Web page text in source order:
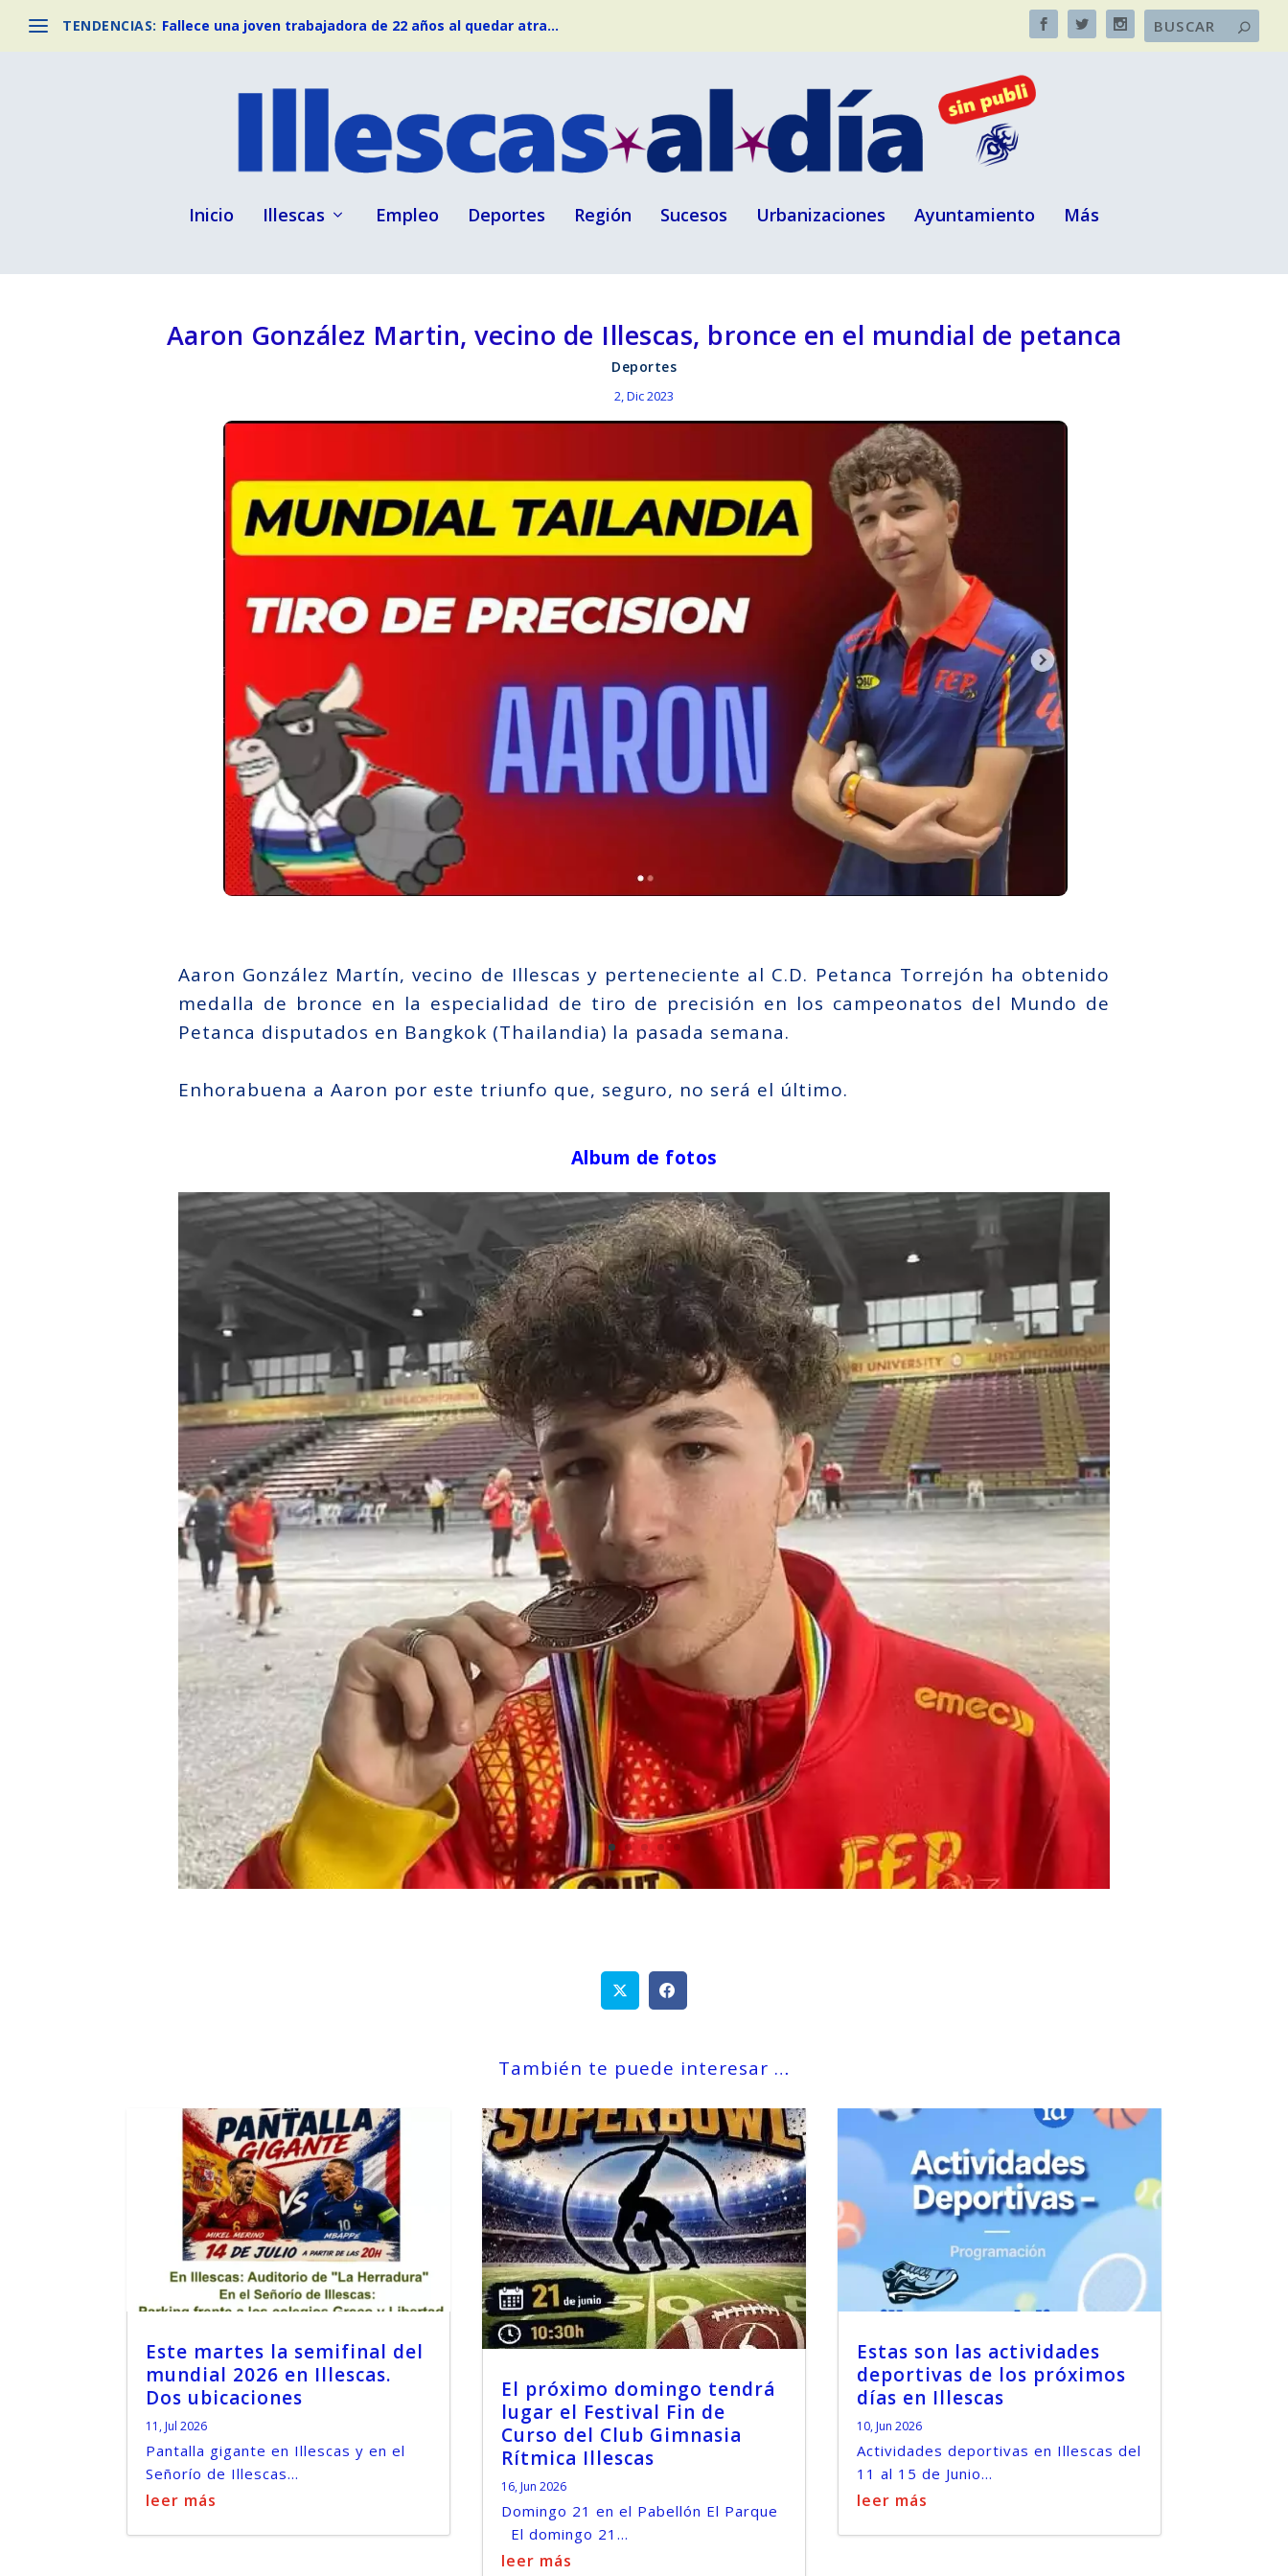
TENDENCIAS: Fallece una joven trabajadora de 22 años al quedar atra...
Inicio Illescas Empleo Deportes Región Sucesos Urbanizaciones Ayuntamiento Más
Aaron González Martin, vecino de Illescas, bronce en el mundial de petanca
Deportes
2, Dic 2023
Aaron González Martín, vecino de Illescas y perteneciente al C.D. Petanca Torrejón ha obtenido
medalla de bronce en la especialidad de tiro de precisión en los campeonatos del Mundo de
Petanca disputados en Bangkok (Thailandia) la pasada semana.
Enhorabuena a Aaron por este triunfo que, seguro, no será el último.
Album de fotos
También te puede interesar …
Este martes la semifinal del
mundial 2026 en Illescas.
Dos ubicaciones
11, Jul 2026
Pantalla gigante en Illescas y en el
Señorío de Illescas...
leer más
El próximo domingo tendrá
lugar el Festival Fin de
Curso del Club Gimnasia
Rítmica Illescas
16, Jun 2026
Domingo 21 en el Pabellón El Parque
El domingo 21...
leer más
Estas son las actividades
deportivas de los próximos
días en Illescas
10, Jun 2026
Actividades deportivas en Illescas del
11 al 15 de Junio...
leer más